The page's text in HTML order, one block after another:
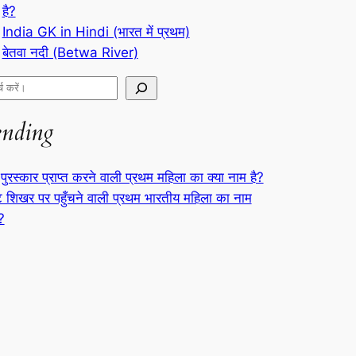
है?
India GK in Hindi (भारत में प्रथम)
बेतवा नदी (Betwa River)
प्राप्त करने वाली प्रथम महिला का क्या नाम है?
शिखर पर पहुँचने वाली प्रथम भारतीय महिला का नाम